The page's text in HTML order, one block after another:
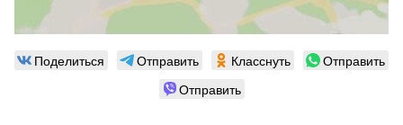
Поделиться Отправить Класснуть
Отправить
Отправить